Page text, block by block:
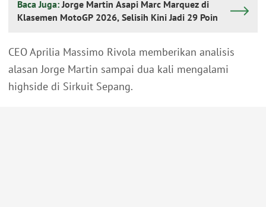
Baca Juga:Jorge Martin Asapi Marc Marquez di
Klasemen MotoGP 2026, Selisih Kini Jadi 29 Poin
CEO Aprilia Massimo Rivola memberikan analisis
alasan Jorge Martin sampai dua kali mengalami
highside di Sirkuit Sepang.